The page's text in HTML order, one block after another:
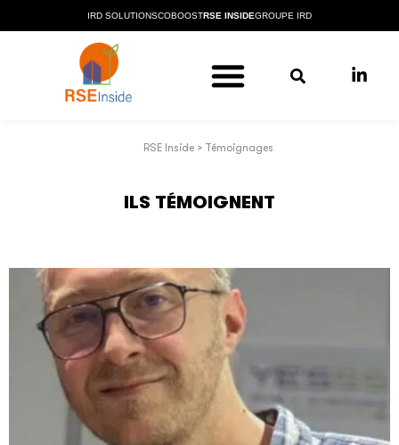
IRD SOLUTIONSCOBOOSTRSE INSIDEGROUPE IRD
RSE Inside > Témoignages
ILS TÉMOIGNENT